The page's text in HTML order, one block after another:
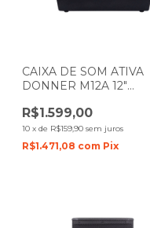
CAIXA DE SOM ATIVA
DONNER M12A 12"
LL AUDIO
R$1.599,00
10 x de R$159,90 sem juros
R$1.471,08 com Pix